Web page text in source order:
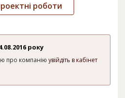
роботи
року
про компанію увійдіть в кабінет